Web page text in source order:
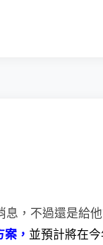
， 不過還是給
， 並預計將在